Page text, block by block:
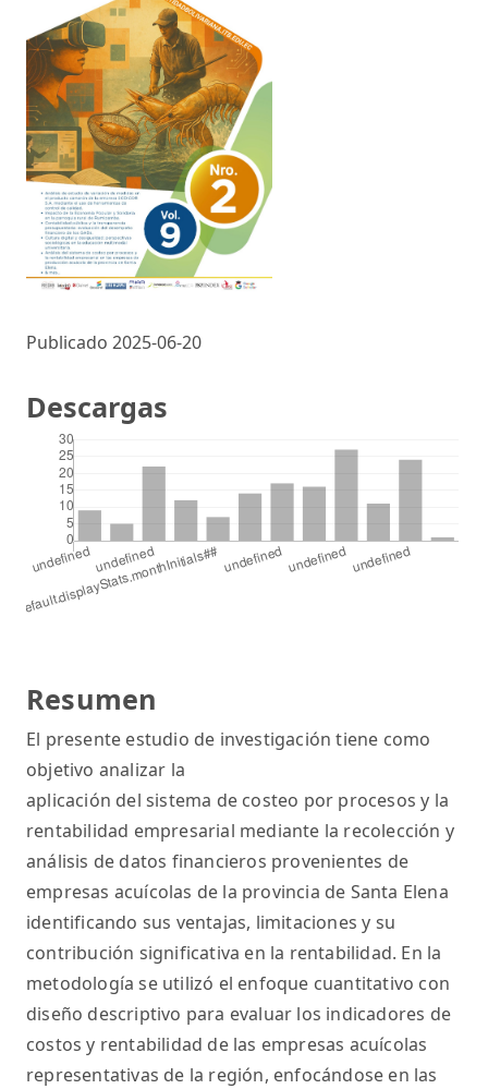
Publicado 2025-06-20
Resumen
El presente estudio de investigación tiene como
objetivo analizar la
aplicación del sistema de costeo por procesos y la
rentabilidad empresarial mediante la recolección y
análisis de datos financieros provenientes de
empresas acuícolas de la provincia de Santa Elena
identificando sus ventajas, limitaciones y su
contribución significativa en la rentabilidad. En la
metodología se utilizó el enfoque cuantitativo con
diseño descriptivo para evaluar los indicadores de
costos y rentabilidad de las empresas acuícolas
representativas de la región, enfocándose en las
Descargas